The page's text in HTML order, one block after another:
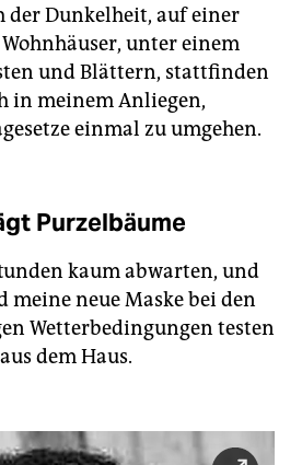
der Dunkelheit, auf einer
unter einem
und Blättern, stattfinden
in meinem Anliegen,
einmal zu umgehen.
Purzelbäume
kaum abwarten, und
meine neue Maske bei den
Wetterbedingungen testen
dem Haus.